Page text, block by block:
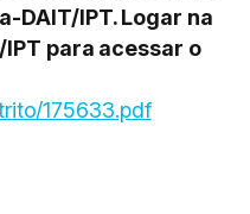
DAIT/IPT. Logar na
para acessar o
175633.pdf